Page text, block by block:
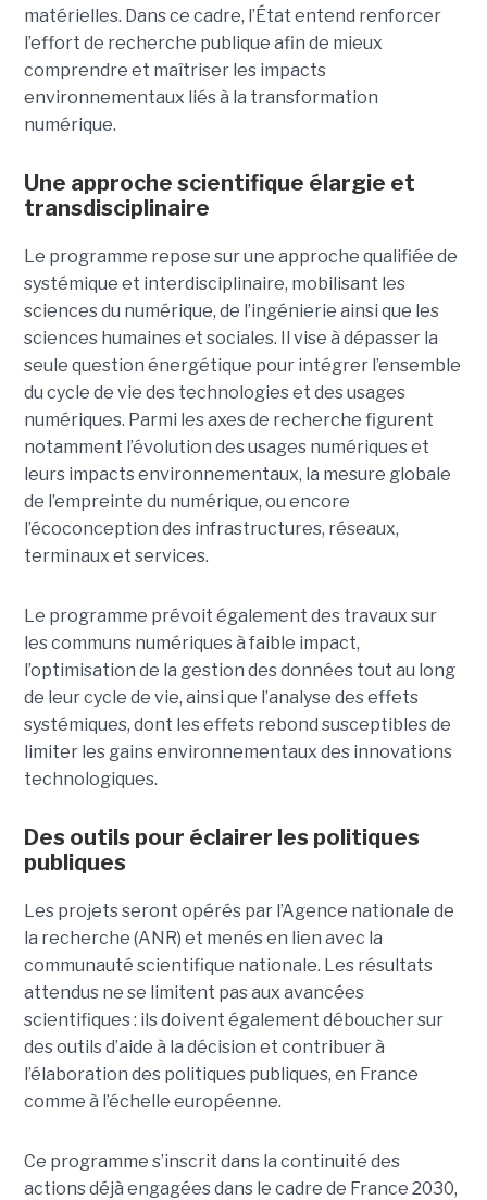
matérielles. Dans ce cadre, l’État entend renforcer
l’effort de recherche publique afin de mieux
comprendre et maîtriser les impacts
environnementaux liés à la transformation
numérique.
Une approche scientifique élargie et
transdisciplinaire
Le programme repose sur une approche qualifiée de
systémique et interdisciplinaire, mobilisant les
sciences du numérique, de l’ingénierie ainsi que les
sciences humaines et sociales. Il vise à dépasser la
seule question énergétique pour intégrer l’ensemble
du cycle de vie des technologies et des usages
numériques. Parmi les axes de recherche figurent
notamment l’évolution des usages numériques et
leurs impacts environnementaux, la mesure globale
de l’empreinte du numérique, ou encore
l’écoconception des infrastructures, réseaux,
terminaux et services.
Le programme prévoit également des travaux sur
les communs numériques à faible impact,
l’optimisation de la gestion des données tout au long
de leur cycle de vie, ainsi que l’analyse des effets
systémiques, dont les effets rebond susceptibles de
limiter les gains environnementaux des innovations
technologiques.
Des outils pour éclairer les politiques
publiques
Les projets seront opérés par l’Agence nationale de
la recherche (ANR) et menés en lien avec la
communauté scientifique nationale. Les résultats
attendus ne se limitent pas aux avancées
scientifiques : ils doivent également déboucher sur
des outils d’aide à la décision et contribuer à
l’élaboration des politiques publiques, en France
comme à l’échelle européenne.
Ce programme s’inscrit dans la continuité des
actions déjà engagées dans le cadre de France 2030,